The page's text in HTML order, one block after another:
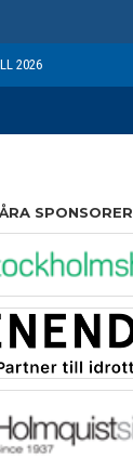
2026
SPONSORER